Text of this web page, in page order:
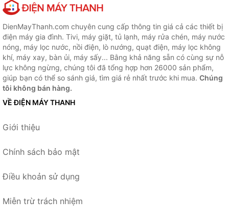
DienMayThanh.com chuyên cung cấp thông tin giá cả các thiết bị
điện máy gia đình. Tivi, máy giặt, tủ lạnh, máy rửa chén, máy nước
nóng, máy lọc nước, nồi điện, lò nướng, quạt điện, máy lọc không
khí, máy xay, bàn ủi, máy sấy... Bằng khả năng sẵn có cùng sự nỗ
lực không ngừng, chúng tôi đã tổng hợp hơn 26000 sản phẩm,
giúp bạn có thể so sánh giá, tìm giá rẻ nhất trước khi mua. Chúng
tôi không bán hàng.
VỀ ĐIỆN MÁY THANH
Giới thiệu
Chính sách bảo mật
Điều khoản sử dụng
Miễn trừ trách nhiệm